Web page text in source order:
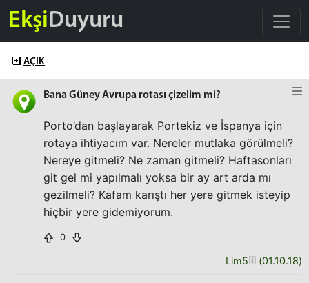
EkşiDuyuru
AÇIK
Bana Güney Avrupa rotası çizelim mi?
Porto’dan başlayarak Portekiz ve İspanya için
rotaya ihtiyacım var. Nereler mutlaka görülmeli?
Nereye gitmeli? Ne zaman gitmeli? Haftasonları
git gel mi yapılmalı yoksa bir ay art arda mı
gezilmeli? Kafam karıştı her yere gitmek isteyip
hiçbir yere gidemiyorum.
0
Lim5 (01.10.18)